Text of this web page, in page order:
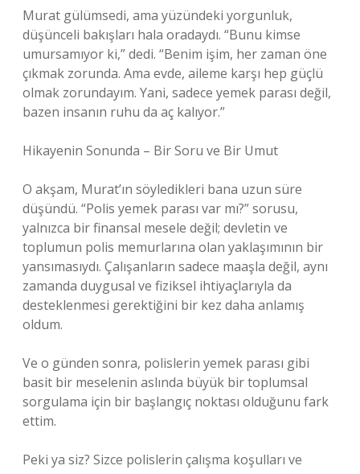
Murat gülümsedi, ama yüzündeki yorgunluk,
düşünceli bakışları hala oradaydı. “Bunu kimse
umursamıyor ki,” dedi. “Benim işim, her zaman öne
çıkmak zorunda. Ama evde, aileme karşı hep güçlü
olmak zorundayım. Yani, sadece yemek parası değil,
bazen insanın ruhu da aç kalıyor.”
Hikayenin Sonunda – Bir Soru ve Bir Umut
O akşam, Murat’ın söyledikleri bana uzun süre
düşündü. “Polis yemek parası var mı?” sorusu,
yalnızca bir finansal mesele değil; devletin ve
toplumun polis memurlarına olan yaklaşımının bir
yansımasıydı. Çalışanların sadece maaşla değil, aynı
zamanda duygusal ve fiziksel ihtiyaçlarıyla da
desteklenmesi gerektiğini bir kez daha anlamış
oldum.
Ve o günden sonra, polislerin yemek parası gibi
basit bir meselenin aslında büyük bir toplumsal
sorgulama için bir başlangıç noktası olduğunu fark
ettim.
Peki ya siz? Sizce polislerin çalışma koşulları ve